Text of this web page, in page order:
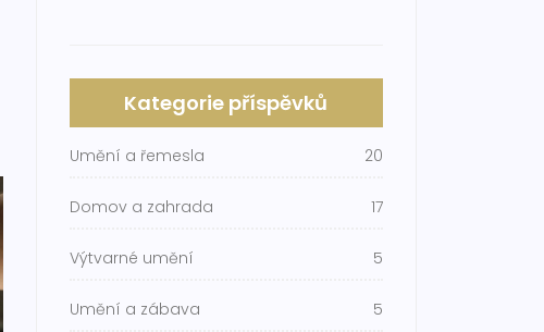
Kategorie příspěvků
Umění a řemesla 20
Domov a zahrada 17
Výtvarné umění 5
Umění a zábava 5